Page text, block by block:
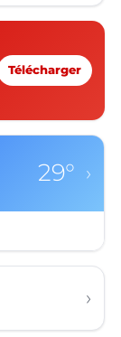
Télécharger
29° ›
›